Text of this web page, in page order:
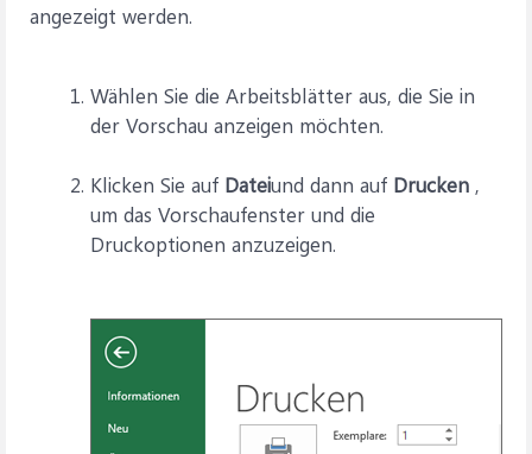
angezeigt werden.
Wählen Sie die Arbeitsblätter aus, die Sie in
der Vorschau anzeigen möchten.
Klicken Sie auf Dateiund dann auf Drucken ,
um das Vorschaufenster und die
Druckoptionen anzuzeigen.